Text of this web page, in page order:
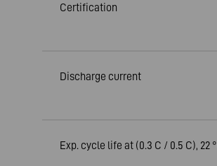
Certification
Discharge current
Exp. cycle life at (0.3 C / 0.5 C), 22